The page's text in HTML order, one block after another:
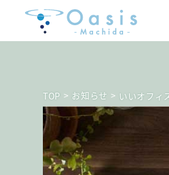
TOP > お知らせ > いいオフィ